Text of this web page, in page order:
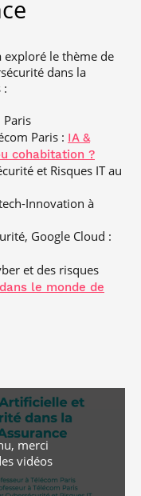
exploré le thème de
dans la
:
Paris
Paris : IA &
cohabitation ?
et Risques IT au
Innovation à
Google Cloud :
et des risques
le monde de
merci
vidéos